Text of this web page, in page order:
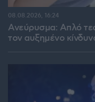
Ανεύρυσμα: Απλό
τον αυξημένο
08.08.2026, 16:24